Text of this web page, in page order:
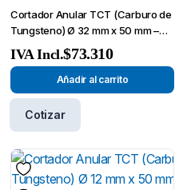
Cortador Anular TCT (Carburo de
Tungsteno) Ø 32 mm x 50 mm –
Broca de Corte
$73.310
IVA Incl.
Añadir al carrito
Cotizar